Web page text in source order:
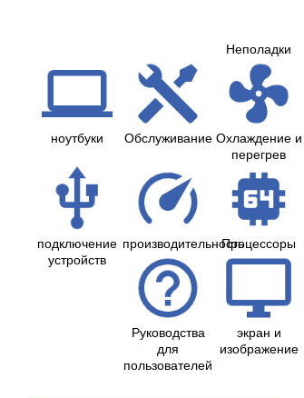
Неполадки
ноутбуки Обслуживание Охлаждение и
перегрев
подключение
устройств
производительностьПроцессоры
Руководства
для
пользователей
экран и
изображение